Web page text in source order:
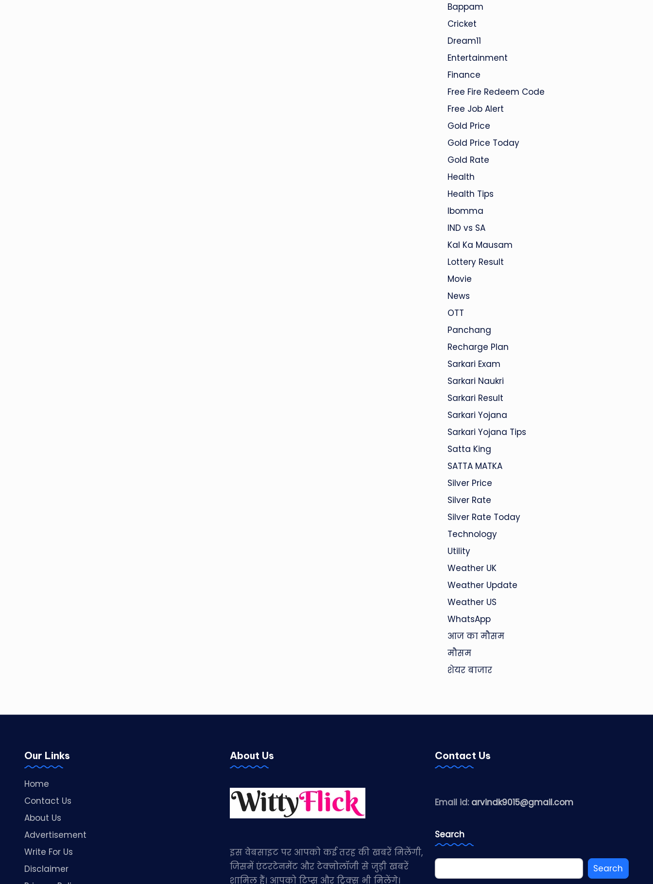
Bappam
Cricket
Dream11
Entertainment
Finance
Free Fire Redeem Code
Free Job Alert
Gold Price
Gold Price Today
Gold Rate
Health
Health Tips
Ibomma
IND vs SA
Kal Ka Mausam
Lottery Result
Movie
News
OTT
Panchang
Recharge Plan
Sarkari Exam
Sarkari Naukri
Sarkari Result
Sarkari Yojana
Sarkari Yojana Tips
Satta King
SATTA MATKA
Silver Price
Silver Rate
Silver Rate Today
Technology
Utility
Weather UK
Weather Update
Weather US
WhatsApp
आज का मौसम
मौसम
शेयर बाजार
Our Links
Home
Contact Us
About Us
Advertisement
Write For Us
Disclaimer
About Us
इस वेबसाइट पर आपको कई तरह की खबरें मिलेंगी,
जिसमें एंटरटेनमेंट और टेक्नोलॉजी से जुड़ी खबरें
शामिल हैं। आपको टिप्स और ट्रिक्स भी मिलेंगे।
Contact Us
Email id: arvindk9015@gmail.com
Search
Search